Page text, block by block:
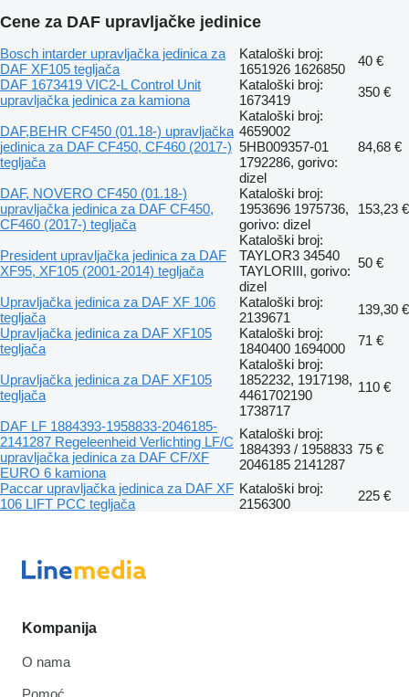
Cene za DAF upravljačke jedinice
Bosch intarder upravljačka jedinica za
DAF XF105 tegljača
Kataloški broj:
1651926 1626850
40 €
DAF 1673419 VIC2-L Control Unit
upravljačka jedinica za kamiona
Kataloški broj:
1673419
350 €
DAF,BEHR CF450 (01.18-) upravljačka
jedinica za DAF CF450, CF460 (2017-)
tegljača
Kataloški broj:
4659002
5HB009357-01
1792286, gorivo:
dizel
84,68 €
DAF, NOVERO CF450 (01.18-)
upravljačka jedinica za DAF CF450,
CF460 (2017-) tegljača
Kataloški broj:
1953696 1975736,
gorivo: dizel
153,23 €
President upravljačka jedinica za DAF
XF95, XF105 (2001-2014) tegljača
Kataloški broj:
TAYLOR3 34540
TAYLORIII, gorivo:
dizel
50 €
Upravljačka jedinica za DAF XF 106
tegljača
Kataloški broj:
2139671
139,30 €
Upravljačka jedinica za DAF XF105
tegljača
Kataloški broj:
1840400 1694000
71 €
Upravljačka jedinica za DAF XF105
tegljača
Kataloški broj:
1852232, 1917198,
4461702190
1738717
110 €
DAF LF 1884393-1958833-2046185-
2141287 Regeleenheid Verlichting LF/C
upravljačka jedinica za DAF CF/XF
EURO 6 kamiona
Kataloški broj:
1884393 / 1958833
2046185 2141287
75 €
Paccar upravljačka jedinica za DAF XF
106 LIFT PCC tegljača
Kataloški broj:
2156300
225 €
Kompanija
O nama
Pomoć